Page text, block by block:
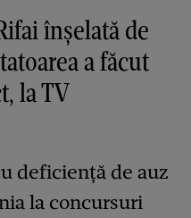
înșelată de
a făcut
la TV